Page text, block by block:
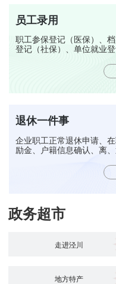
员工录用
职工参保登记（医保）、
登记（社保）、单位就业
退休一件事
企业职工正常退休申请、
励金、户籍信息确认、离
政务超市
走进泾川
地方特产